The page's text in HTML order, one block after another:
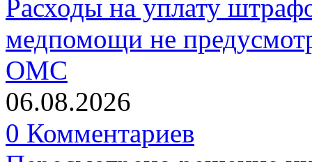
Расходы на уплату
медпомощи не
ОМС
06.08.2026
0 Комментариев